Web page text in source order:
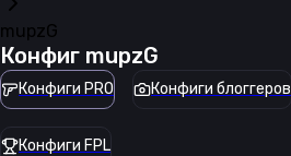
mupzG
Конфиг mupzG
Конфиги PRO Конфиги блоггеров
Конфиги FPL